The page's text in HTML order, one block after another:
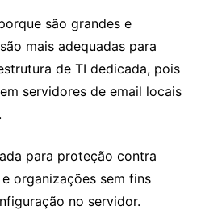
são grandes e
mais adequadas para
de TI dedicada, pois
servidores de email locais
para proteção contra
organizações sem fins
no servidor.